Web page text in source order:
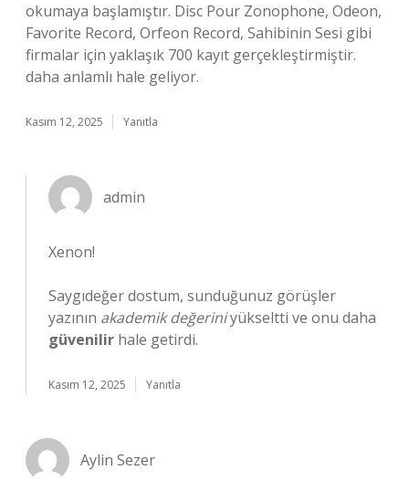
okumaya başlamıştır. Disc Pour Zonophone, Odeon,
Favorite Record, Orfeon Record, Sahibinin Sesi gibi
firmalar için yaklaşık 700 kayıt gerçekleştirmiştir.
daha anlamlı hale geliyor.
Kasım 12, 2025 Yanıtla
admin
Xenon!
Saygıdeğer dostum, sunduğunuz görüşler
yazının akademik değeriniyükseltti ve onu daha
güvenilir hale getirdi.
Kasım 12, 2025 Yanıtla
Aylin Sezer